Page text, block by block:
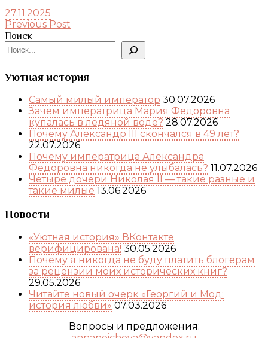
27.11.2025
Previous Post
Поиск
Уютная история
Самый милый император 30.07.2026
Зачем императрица Мария Федоровна
купалась в ледяной воде? 28.07.2026
Почему Александр III скончался в 49 лет?
22.07.2026
Почему императрица Александра
Федоровна никогда не улыбалась? 11.07.2026
Четыре дочери Николая II — такие разные и
такие милые 13.06.2026
Новости
«Уютная история» ВКонтакте
верифицирована! 30.05.2026
Почему я никогда не буду платить блогерам
за рецензии моих исторических книг?
29.05.2026
Читайте новый очерк «Георгий и Мод:
история любви» 07.03.2026
Вопросы и предложения: